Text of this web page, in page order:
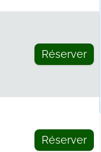
Réserver
Réserver